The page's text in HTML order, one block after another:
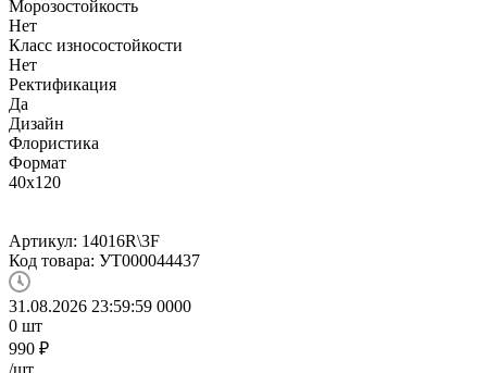
Морозостойкость
Нет
Класс износостойкости
Нет
Ректификация
Да
Дизайн
Флористика
Формат
40x120
Артикул: 14016R\3F
Код товара: УТ000044437
31.08.2026 23:59:59 0000
0 шт
990 ₽
/шт